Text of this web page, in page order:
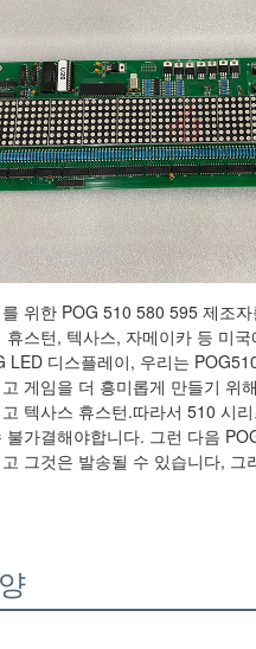
위한 POG 510 580 595 제조
휴스턴, 텍사스, 자메이카 등 미
LED 디스플레이, 우리는
게임을 더 흥미롭게 만들기 위
텍사스 휴스턴.따라서 510 시
불가결해야합니다. 그런 다음
그것은 발송될 수 있습니다,